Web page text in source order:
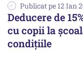
Publicat pe 12 Ian
Deducere de
cu copii la
condițiile